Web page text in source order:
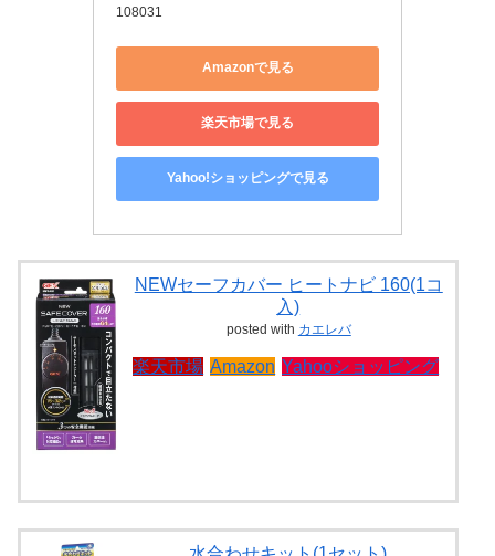
108031
Amazonで見る
楽天市場で見る
Yahoo!ショッピングで見る
NEWセーフカバー ヒートナビ 160(1コ
入)
posted with カエレバ
楽天市場 Amazon Yahooショッピング